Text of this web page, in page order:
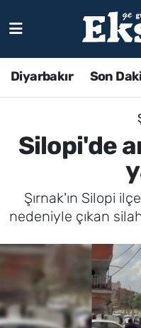
Diyarbakır Son
Silopi'de
Şırnak'ın Silopi
nedeniyle çıkan